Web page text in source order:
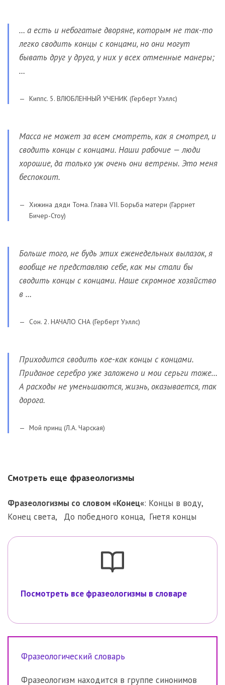
… а есть и небогатые дворяне, которым не так-то
легко сводить концы с концами, но они могут
бывать друг у друга, у них у всех отменные манеры;
…
Киппс. 5. ВЛЮБЛЕННЫЙ УЧЕНИК (Герберт Уэллс)
Масса не может за всем смотреть, как я смотрел, и
сводить концы с концами. Наши рабочие — люди
хорошие, да только уж очень они ветрены. Это меня
беспокоит.
Хижина дяди Тома. Глава VII. Борьба матери (Гарриет
Бичер-Стоу)
Больше того, не будь этих еженедельных вылазок, я
вообще не представляю себе, как мы стали бы
сводить концы с концами. Наше скромное хозяйство
в …
Сон. 2. НАЧАЛО СНА (Герберт Уэллс)
Приходится сводить кое-как концы с концами.
Приданое серебро уже заложено и мои серьги тоже…
А расходы не уменьшаются, жизнь, оказывается, так
дорога.
Мой принц (Л.А. Чарская)
Смотреть еще фразеологизмы
Фразеологизмы со словом «Конец«: Концы в воду,
Конец света, До победного конца, Гнетя концы
Посмотреть все фразеологизмы в словаре
Фразеологический словарь
Фразеологизм находится в группе синонимов